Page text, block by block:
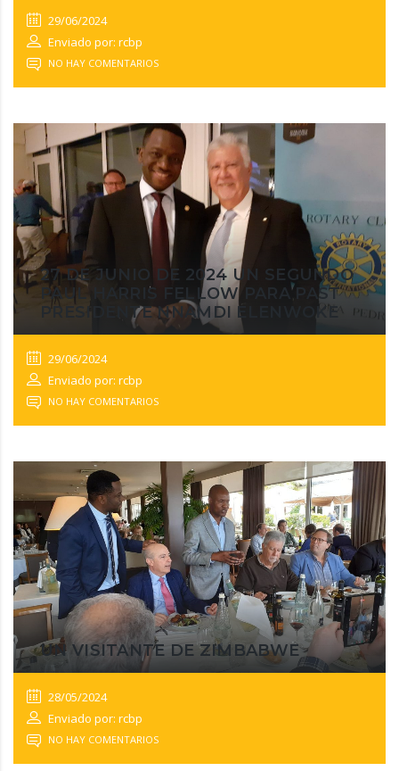
29/06/2024
Enviado por: rcbp
NO HAY COMENTARIOS
27 DE JUNIO DE 2024 UN SEGUNDO
PAUL HARRIS FELLOW PARA PAST
PRESIDENTE NNAMDI ELENWOKE
29/06/2024
Enviado por: rcbp
NO HAY COMENTARIOS
UN VISITANTE DE ZIMBABWE
28/05/2024
Enviado por: rcbp
NO HAY COMENTARIOS